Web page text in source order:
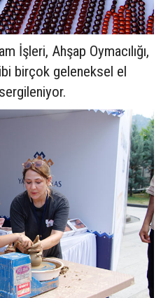
İşleri, Ahşap Oymacılığı,
birçok geleneksel el